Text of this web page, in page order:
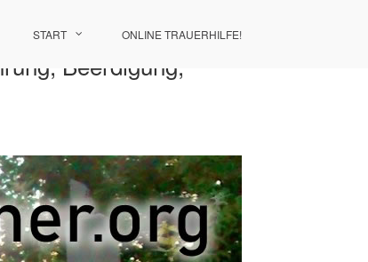
START ONLINE TRAUERHILFE!
Beerdigung,